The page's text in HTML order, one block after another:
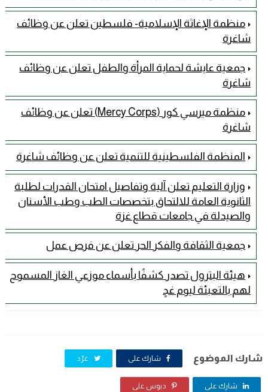
منظمة الإغاثة الإسلامية- فلسطين تعلن عن وظائف
شاغرة
جمعية عايشة لحماية المرأة والطفل تعلن عن وظائف
شاغرة
منظمة ميرسي كور (Mercy Corps) تعلن عن وظائف
شاغرة
المنظمة الفلسطينية للتنمية تعلن عن وظائف شاغرة
وزارة التعليم تعلن آلية وتفاصيل امتحان القدرات لطلبة
الثانوية العامة للالتحاق بتخصصات الطب وطب الأسنان
والصيدلة في جامعات قطاع غزة
جمعية الثقافة والفكر الحر تعلن عن فرص عمل
هيئة البترول تصدر كشفًا بأسماء موزعي الغاز المسموح
لهم بالتعبئة ليوم غدٍ
شارك الموضوع شارك على غرّد
شارك على دبوس على